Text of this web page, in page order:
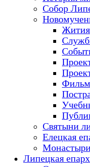
Собор
Жития
Святыни
Елецкая
Липецкая